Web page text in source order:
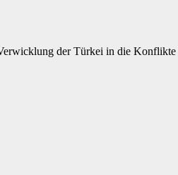
der Türkei in die